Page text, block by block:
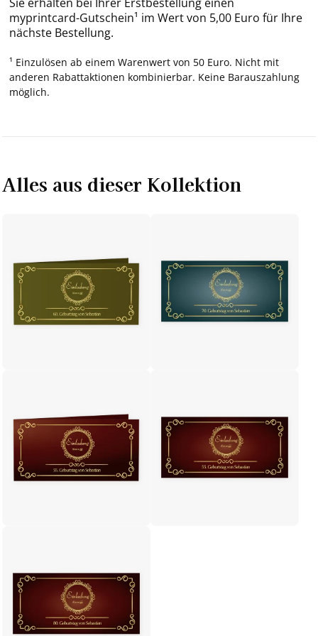
myprintcard-Gutschein¹ im Wert von 5,00 Euro für Ihre
nächste Bestellung.
¹ Einzulösen ab einem Warenwert von 50 Euro. Nicht mit
anderen Rabattaktionen kombinierbar. Keine Barauszahlung
möglich.
Alles aus dieser Kollektion